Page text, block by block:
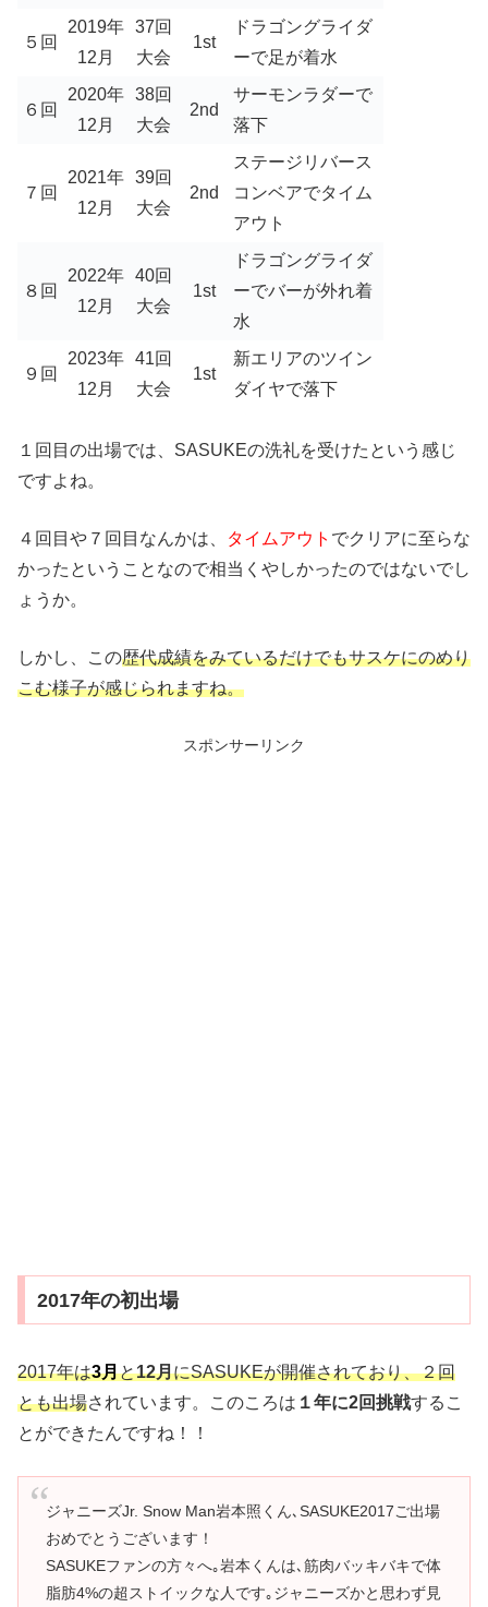
５回
2019年
12月
37回
大会
1st
ドラゴングライダ
ーで足が着水
６回
2020年
12月
38回
大会
2nd
サーモンラダーで
落下
７回
2021年
12月
39回
大会
2nd
ステージリバース
コンベアでタイム
アウト
８回
2022年
12月
40回
大会
1st
ドラゴングライダ
ーでバーが外れ着
水
９回
2023年
12月
41回
大会
1st
新エリアのツイン
ダイヤで落下
１回目の出場では、SASUKEの洗礼を受けたという感じ
ですよね。
４回目や７回目なんかは、 タイムアウト でクリアに至らな
かったということなので相当くやしかったのではないでし
ょうか。
しかし、この歴代成績をみているだけでもサスケにのめり
こむ様子が感じられますね。
スポンサーリンク
2017年の初出場
2017年は3月と12月にSASUKEが開催されており、２回
とも出場されています。このころは １年に2回挑戦するこ
とができたんですね！！
ジャニーズJr. Snow Man岩本照くん､SASUKE2017ご出場
おめでとうございます！
SASUKEファンの方々へ｡岩本くんは､筋肉バッキバキで体
脂肪4%の超ストイックな人です｡ジャニーズかと思わず見